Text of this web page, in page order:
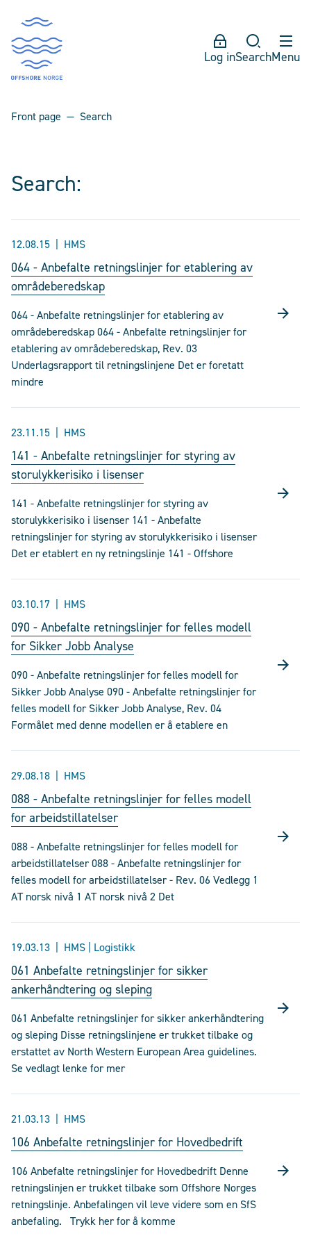
Log inSearchMenu
Front page Search
Search:
12.08.15 HMS
064 - Anbefalte retningslinjer for etablering av
områdeberedskap
064 - Anbefalte retningslinjer for etablering av
områdeberedskap 064 - Anbefalte retningslinjer for
etablering av områdeberedskap, Rev. 03
Underlagsrapport til retningslinjene Det er foretatt
mindre
23.11.15 HMS
141 - Anbefalte retningslinjer for styring av
storulykkerisiko i lisenser
141 - Anbefalte retningslinjer for styring av
storulykkerisiko i lisenser 141 - Anbefalte
retningslinjer for styring av storulykkerisiko i lisenser
Det er etablert en ny retningslinje 141 - Offshore
03.10.17 HMS
090 - Anbefalte retningslinjer for felles modell
for Sikker Jobb Analyse
090 - Anbefalte retningslinjer for felles modell for
Sikker Jobb Analyse 090 - Anbefalte retningslinjer for
felles modell for Sikker Jobb Analyse, Rev. 04
Formålet med denne modellen er å etablere en
29.08.18 HMS
088 - Anbefalte retningslinjer for felles modell
for arbeidstillatelser
088 - Anbefalte retningslinjer for felles modell for
arbeidstillatelser 088 - Anbefalte retningslinjer for
felles modell for arbeidstillatelser - Rev. 06 Vedlegg 1
AT norsk nivå 1 AT norsk nivå 2 Det
19.03.13 HMS | Logistikk
061 Anbefalte retningslinjer for sikker
ankerhåndtering og sleping
061 Anbefalte retningslinjer for sikker ankerhåndtering
og sleping Disse retningslinjene er trukket tilbake og
erstattet av North Western European Area guidelines.
Se vedlagt lenke for mer
21.03.13 HMS
106 Anbefalte retningslinjer for Hovedbedrift
106 Anbefalte retningslinjer for Hovedbedrift Denne
retningslinjen er trukket tilbake som Offshore Norges
retningslinje. Anbefalingen vil leve videre som en SfS
anbefaling. Trykk her for å komme